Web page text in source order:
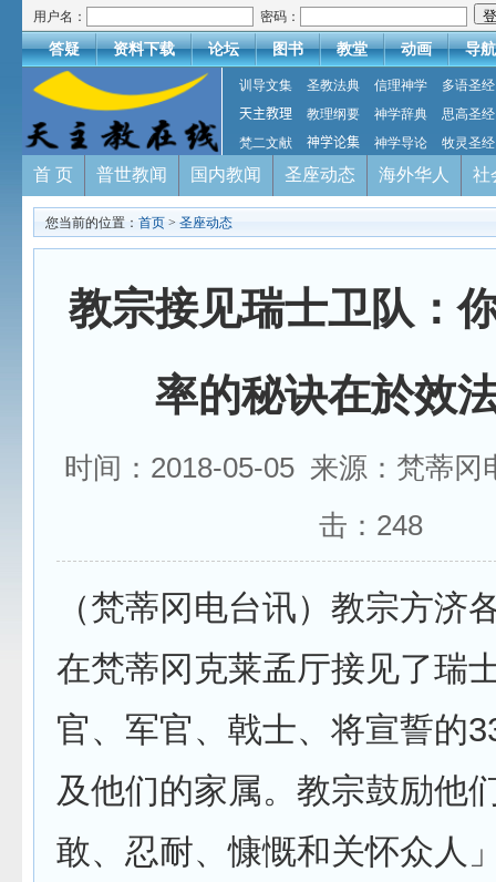
用户名： 密码：
答疑 资料下载 论坛 图书 教堂 动画 导航
训导文集 圣教法典 信理神学
多语圣经
天主教理
教理纲要 神学辞典
思高圣经
梵二文献
神学论集 神学导论 牧灵圣经
首 页 普世教闻 国内教闻 圣座动态 海外华人 社
您当前的位置： 首页 > 圣座动态
教宗接见瑞士卫队：
率的秘诀在於效
时间：2018-05-05 来源：梵蒂
击： 248
（梵蒂冈电台讯）教宗方济
在梵蒂冈克莱孟厅接见了瑞
官、军官、戟士、将宣誓的
及他们的家属。教宗鼓励他
敢、忍耐、慷慨和关怀众人